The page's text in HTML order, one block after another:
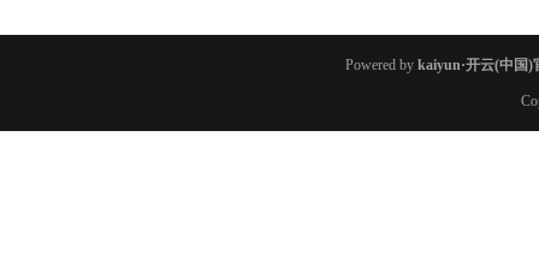
Powered by kaiyun·开云(中国)